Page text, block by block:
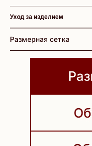
Уход за изделием
Размерная сетка